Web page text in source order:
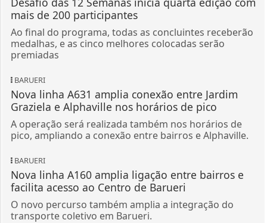
mais de 200 participantes
Ao final do programa, todas as concluintes receberão
medalhas, e as cinco melhores colocadas serão
premiadas
BARUERI
Nova linha A631 amplia conexão entre Jardim
Graziela e Alphaville nos horários de pico
A operação será realizada também nos horários de
pico, ampliando a conexão entre bairros e Alphaville.
BARUERI
Nova linha A160 amplia ligação entre bairros e
facilita acesso ao Centro de Barueri
O novo percurso também amplia a integração do
transporte coletivo em Barueri.